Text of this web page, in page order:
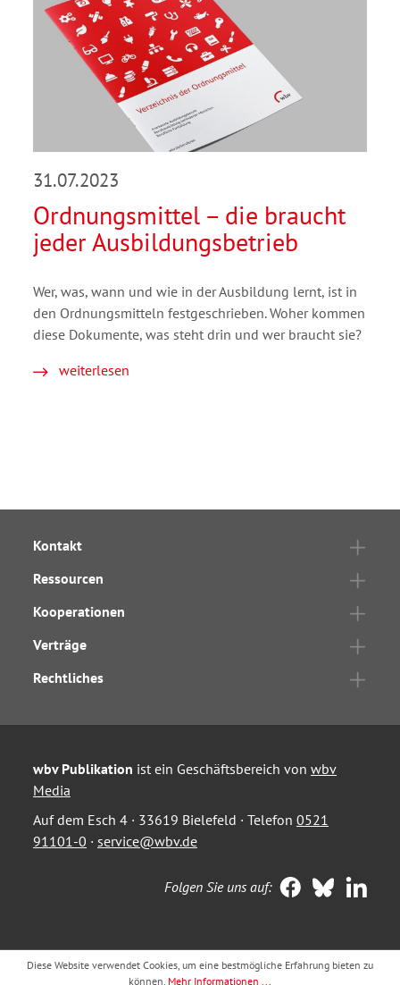
31.07.2023
Ordnungsmittel – die braucht
jeder Ausbildungsbetrieb
Wer, was, wann und wie in der Ausbildung lernt, ist in
den Ordnungsmitteln festgeschrieben. Woher kommen
diese Dokumente, was steht drin und wer braucht sie?
weiterlesen
Kontakt
Ressourcen
Kooperationen
Verträge
Rechtliches
wbv Publikation ist ein Geschäftsbereich von wbv
Media
Auf dem Esch 4 · 33619 Bielefeld · Telefon 0521
91101-0 · service@wbv.de
Folgen Sie uns auf:
Diese Website verwendet Cookies, um eine bestmögliche Erfahrung bieten zu
können. Mehr Informationen ...